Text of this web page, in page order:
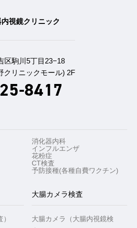
視鏡クリニック
区駒川5丁目23−18
クリニックモール) 2F
8417
消化器内科
インフルエンザ
花粉症
CT検査
予防接種(各種自費ワクチン)
大腸カメラ検査
大腸カメラ（大腸内視鏡検